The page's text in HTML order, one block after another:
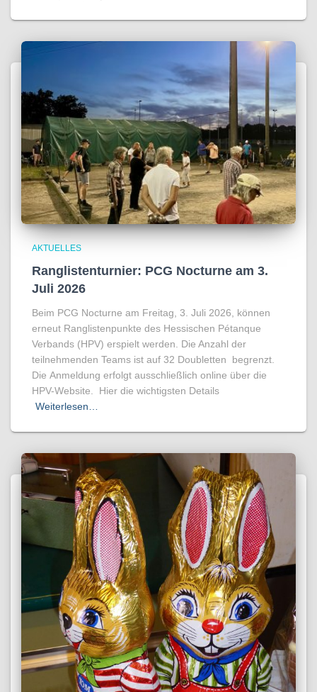
AKTUELLES
Ranglistenturnier: PCG Nocturne am 3.
Juli 2026
Beim PCG Nocturne am Freitag, 3. Juli 2026, können
erneut Ranglistenpunkte des Hessischen Pétanque
Verbands (HPV) erspielt werden. Die Anzahl der
teilnehmenden Teams ist auf 32 Doubletten begrenzt.
Die Anmeldung erfolgt ausschließlich online über die
HPV-Website. Hier die wichtigsten Details
Weiterlesen…